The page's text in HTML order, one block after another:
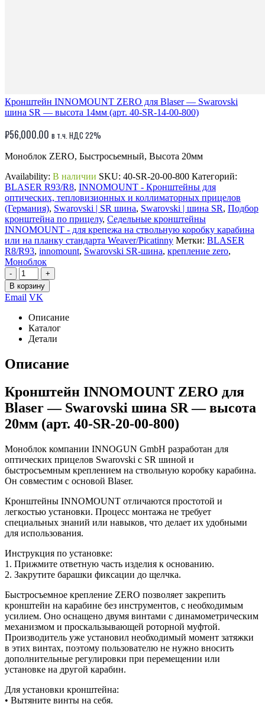
Кронштейн INNOMOUNT ZERO для Blaser — Swarovski
шина SR — высота 14мм (арт. 40-SR-14-00-800)
₽56,000.00 в т.ч. НДС 22%
Моноблок ZERO, Быстросьемный, Высота 20мм
Availability: В наличии SKU: 40-SR-20-00-800 Категорий:
BLASER R93/R8, INNOMOUNT - Кронштейны для
оптических, тепловизионных и коллиматорных прицелов
(Германия), Swarovski | SR шина, Swarovski | шина SR, Подбор
кронштейна по прицелу, Седельные кронштейны
INNOMOUNT - для крепежа на ствольную коробку карабина
или на планку стандарта Weaver/Picatinny Метки: BLASER
R8/R93, innomount, Swarovski SR-шина, крепление zero,
Моноблок
-
+
В корзину
Email VK
Описание
Каталог
Детали
Описание
Кронштейн INNOMOUNT ZERO для
Blaser — Swarovski шина SR — высота
20мм (арт. 40-SR-20-00-800)
Моноблок компании INNOGUN GmbH разработан для
оптических прицелов Swarovski с SR шиной и
быстросъемным креплением на ствольную коробку карабина.
Он совместим с основой Blaser.
Кронштейны INNOMOUNT отличаются простотой и
легкостью установки. Процесс монтажа не требует
специальных знаний или навыков, что делает их удобными
для использования.
Инструкция по установке:
1. Прижмите ответную часть изделия к основанию.
2. Закрутите барашки фиксации до щелчка.
Быстросъемное крепление ZERO позволяет закрепить
кронштейн на карабине без инструментов, с необходимым
усилием. Оно оснащено двумя винтами с динамометрическим
механизмом и проскальзывающей роторной муфтой.
Производитель уже установил необходимый момент затяжки
в этих винтах, поэтому пользователю не нужно вносить
дополнительные регулировки при перемещении или
установке на другой карабин.
Для установки кронштейна:
• Вытяните винты на себя.